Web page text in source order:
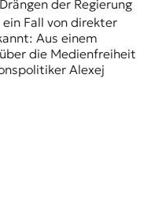
der Regierung
Fall von direkter
Aus einem
die Medienfreiheit
Alexej